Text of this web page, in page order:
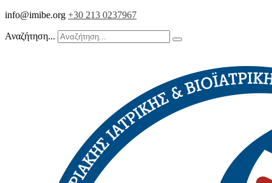
info@imibe.org +30 213 0237967
Αναζήτηση...